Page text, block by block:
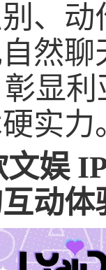
、
然
显
实力
娱
动体